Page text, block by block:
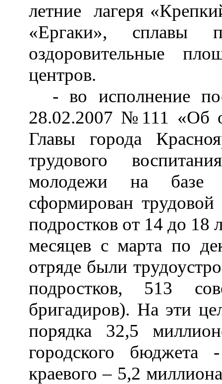
летние лагеря
«Ергаки»,
оздоровительные
центров.
- во исполнение
28.02.2007 №111 «Об
Главы города
трудового
молодежи на базе
сформирован
подростков от 14 до 18
месяцев с марта по
отряде были
подростков, 513
бригадиров). На эти
порядка 32,5
городского
краевого– 5,2